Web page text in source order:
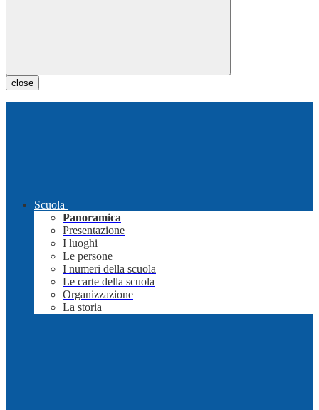
close
Scuola
Panoramica
Presentazione
I luoghi
Le persone
I numeri della scuola
Le carte della scuola
Organizzazione
La storia